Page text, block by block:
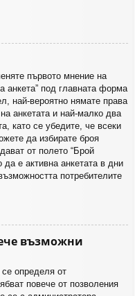
първото мнение на
анкета” под главната форма
най-вероятно нямате права
анкетата и най-малко два
като се убедите, че всеки
да избирате броя
от полето “Брой
да е активна анкетата в дни
потребителите
възможни
определя от
повече от позволения